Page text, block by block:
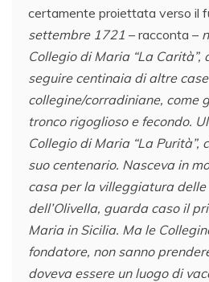
certamente proiettata verso il
settembre 1721 – racconta –
Collegio di Maria “La Carità”,
seguire centinaia di altre case
collegine/corradiniane, come
tronco rigoglioso e fecondo.
Collegio di Maria “La Purità”,
suo centenario. Nasceva in
casa per la villeggiatura delle
dell’Olivella, guarda caso il
Maria in Sicilia. Ma le
fondatore, non sanno
doveva essere un luogo di